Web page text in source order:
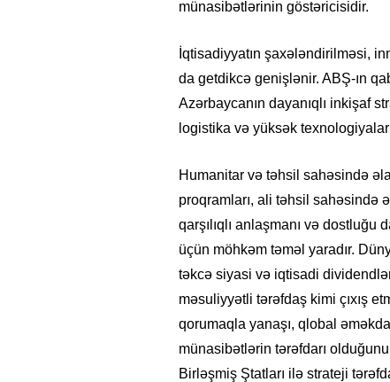
münasibətlərinin göstəricisidir.
İqtisadiyyatın şaxələndirilməsi,
da getdikcə genişlənir. ABŞ-ın
Azərbaycanın dayanıqlı inkişaf
logistika və yüksək texnologiyalar
Humanitar və təhsil sahəsində
proqramları, ali təhsil sahəsində
qarşılıqlı anlaşmanı və
üçün möhkəm təməl yaradır.
təkcə siyasi və iqtisadi
məsuliyyətli tərəfdaş kimi çıxış
qorumaqla yanaşı, qlobal
münasibətlərin tərəfdarı
Birləşmiş Ştatları ilə strateji